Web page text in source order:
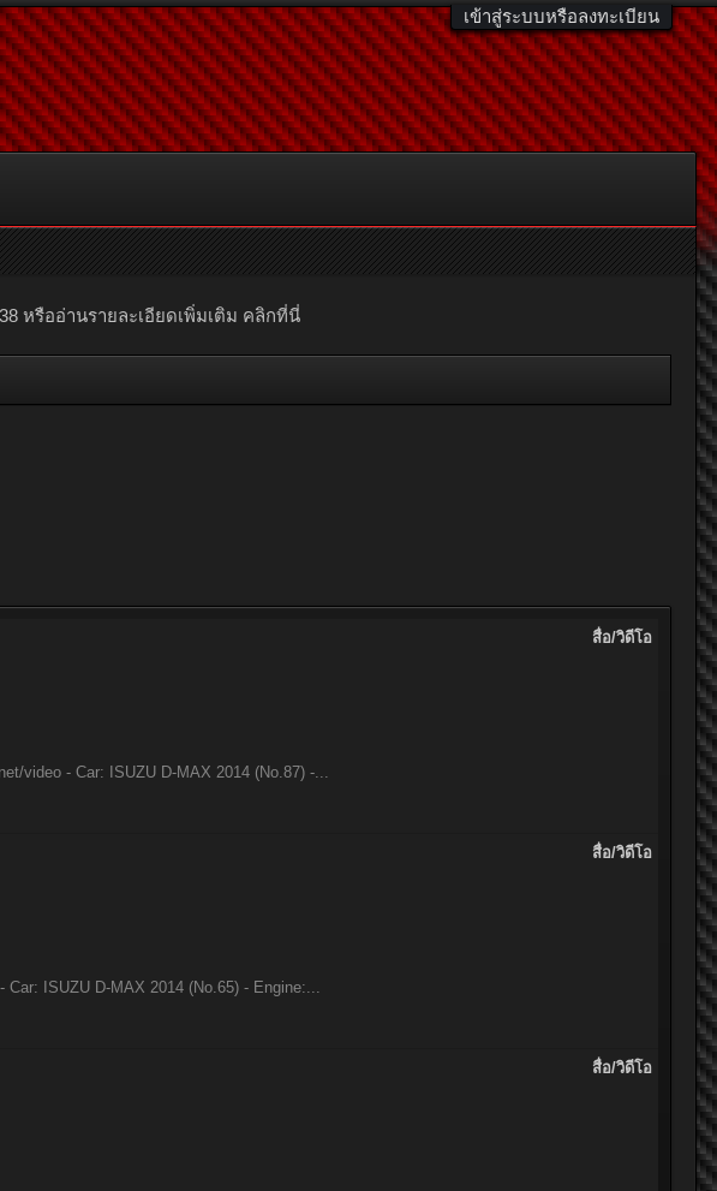
เข้าสู่ระบบหรือลงทะเบียน
หรืออ่านรายละเอียดเพิ่มเติม คลิกที่นี่
สื่อ/วิดีโอ
video - Car: ISUZU D-MAX 2014 (No.87) -...
สื่อ/วิดีโอ
ISUZU D-MAX 2014 (No.65) - Engine:...
สื่อ/วิดีโอ